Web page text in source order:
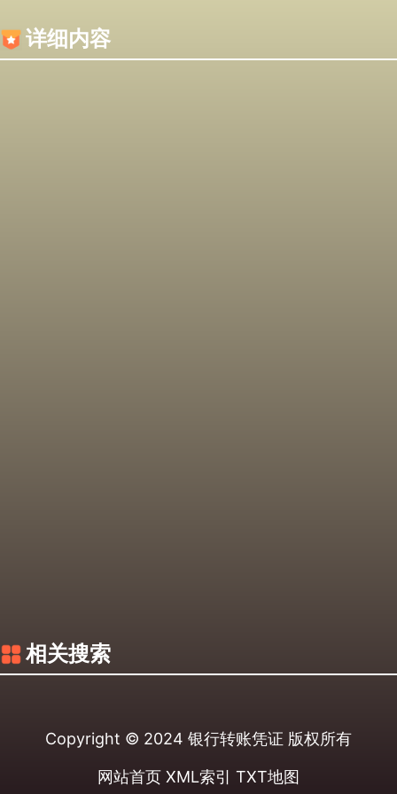
详细内容
相关搜索
Copyright © 2024 银行转账凭证 版权所有
网站首页 XML索引 TXT地图